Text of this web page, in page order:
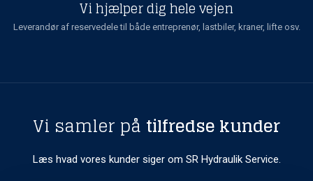
Vi hjælper dig hele vejen
Leverandør af reservedele til både entreprenør, lastbiler, kraner, lifte osv.
Vi samler på tilfredse kunder
Læs hvad vores kunder siger om SR Hydr​aulik Service.